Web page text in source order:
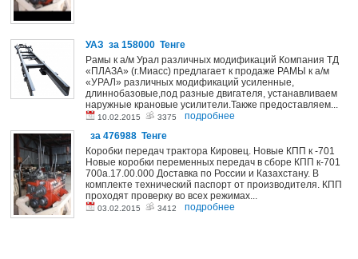
УАЗ за 158000 Тенге
Рамы к а/м Урал различных модификаций Компания ТД
«ПЛАЗА» (г.Миасс) предлагает к продаже РАМЫ к а/м
«УРАЛ» различных модификаций усиленные,
длиннобазовые,под разные двигателя, устанавливаем
наружные крановые усилители.Также предоставляем...
10.02.2015 3375
подробнее
за 476988 Тенге
Коробки передач трактора Кировец. Новые КПП к -701
Новые коробки переменных передач в сборе КПП к-701
700a.17.00.000 Доставка по России и Казахстану. В
комплекте технический паспорт от производителя. КПП
проходят проверку во всех режимах...
03.02.2015 3412 подробнее